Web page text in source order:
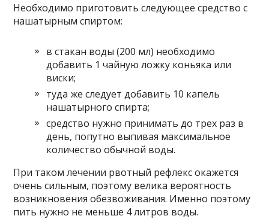
Необходимо приготовить следующее средство с
нашатырным спиртом:
в стакан воды (200 мл) необходимо
добавить 1 чайную ложку коньяка или
виски;
туда же следует добавить 10 капель
нашатырного спирта;
средство нужно принимать до трех раз в
день, попутно выпивая максимальное
количество обычной воды.
При таком лечении рвотный рефлекс окажется
очень сильным, поэтому велика вероятность
возникновения обезвоживания. Именно поэтому
пить нужно не меньше 4 литров воды.